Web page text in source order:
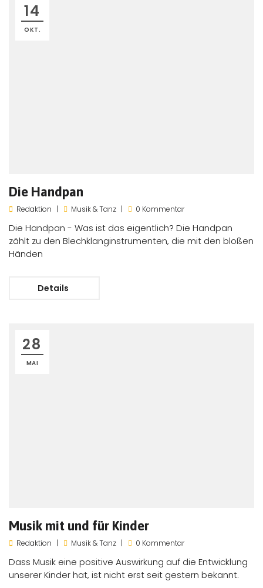
14
OKT.
Die Handpan
Redaktion Musik & Tanz 0 Kommentar
Die Handpan - Was ist das eigentlich? Die Handpan
zählt zu den Blechklanginstrumenten, die mit den bloßen
Händen
Details
28
MAI
Musik mit und für Kinder
Redaktion Musik & Tanz 0 Kommentar
Dass Musik eine positive Auswirkung auf die Entwicklung
unserer Kinder hat, ist nicht erst seit gestern bekannt.